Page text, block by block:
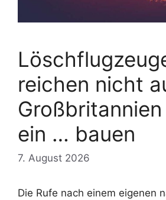
reichen nicht
ein … bauen
7. August 2026
Die Rufe nach einem eigenen